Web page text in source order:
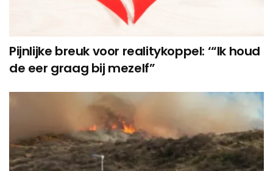
Pijnlijke breuk voor realitykoppel: ‘“Ik houd
de eer graag bij mezelf”